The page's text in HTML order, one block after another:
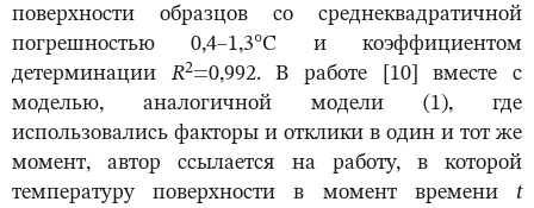
поверхности образцов со среднеквадратичной
погрешностью 0,4–1,3°С и коэффициентом
детерминации R2=0,992. В работе [10] вместе с
моделью, аналогичной модели (1), где
использовались факторы и отклики в один и тот же
момент, автор ссылается на работу, в которой
температуру поверхности в момент времени t